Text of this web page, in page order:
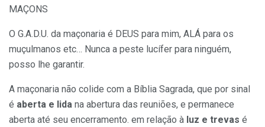
MAÇONS
O G.A.D.U. da maçonaria é DEUS para mim, ALÁ para os
muçulmanos etc… Nunca a peste lucífer para ninguém,
posso lhe garantir.
A maçonaria não colide com a Bíblia Sagrada, que por sinal
é aberta e lida na abertura das reuniões, e permanece
aberta até seu encerramento. em relação à luz e trevas é